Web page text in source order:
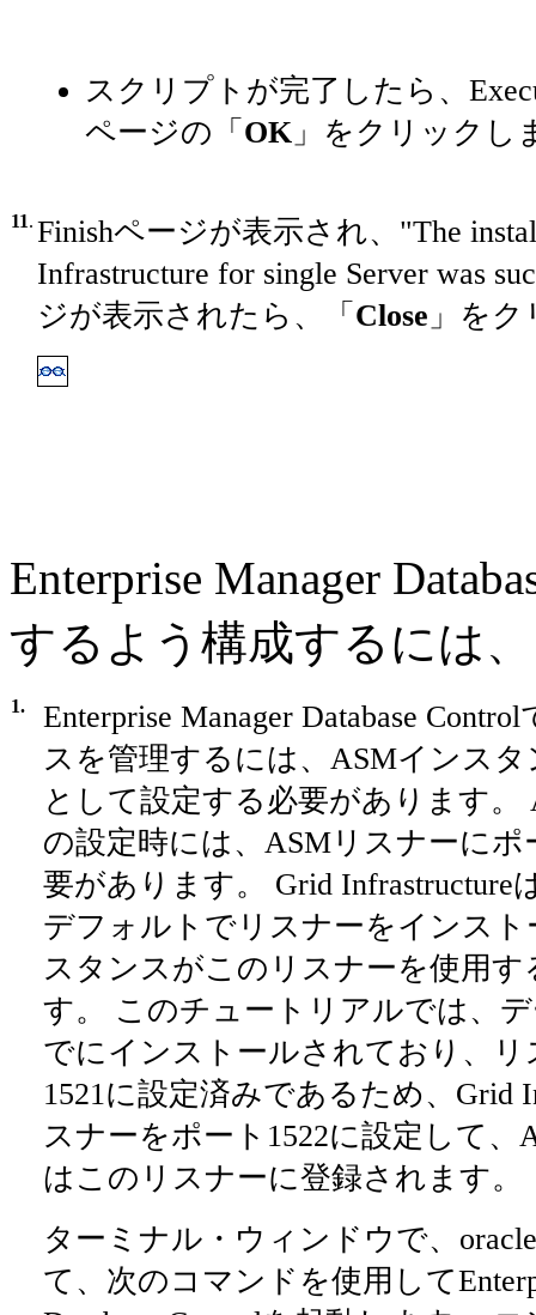
スクリプトが完了したら、
ページの「 OK 」をクリックし
11. Finishページが表示され、"The
Infrastructure for single Server was
ジが表示されたら、「 Close 」を
Enterprise Manager
するよう構成するには
1.
Enterprise Manager Database
スを管理するには、ASMインス
として設定する必要があります。
の設定時には、ASMリスナーに
要があります。 Grid Infrastructure
デフォルトでリスナーをインス
スタンスがこのリスナーを使用す
す。 このチュートリアルでは、
でにインストールされており、
1521に設定済みであるため、Grid
スナーをポート1522に設定して、
はこのリスナーに登録されます。
ターミナル・ウィンドウで、
て、次のコマンドを使用して